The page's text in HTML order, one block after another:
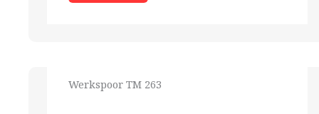
Werkspoor TM 263